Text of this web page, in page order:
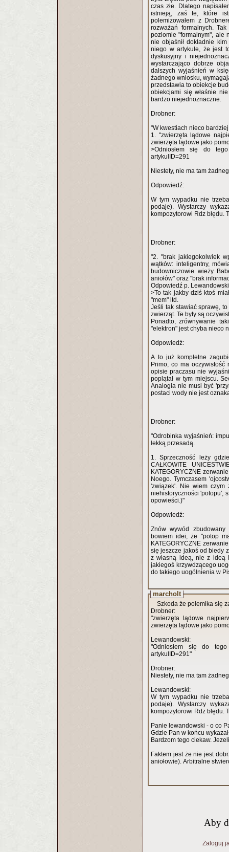
czas złe. Dlatego
istnieją, zaś te, które
polemizowałem z
rozważań formalnych.
poziomie "formalnym", ale
nie objaśnił dokładnie
niego w artykule, że jest
dyskusyjny i
wystarczająco dobrze
dalszych wyjaśnień w
żadnego wniosku,
przedstawia to obiekcje
obiekcjami się właśnie
bardzo niejednoznaczne.
Drobner:
"W kwestiach nieco
1. "zwierzęta lądowe
zwierzęta lądowe jako
>Odniosłem się do
artykulID=291
Niestety, nie ma tam
Odpowiedź:
W tym wypadku nie
podaje). Wystarczy
kompozytorowi Rdz błędu.
Drobner:
"2. "brak jakiegokolwiek
wątków: inteligentny,
budowniczowie wieży
aniołów" oraz "brak
Odpowiedź p.
>To tak jakby dziś ktoś
"mem" itd.
Jeśli tak stawiać sprawę,
zwierząt. Te byty są
Ponadto, zrównywanie
"elektron" jest chyba nieco
Odpowiedź:
A to już kompletne
Primo, co ma
opisie praczasu nie
poplątał w tym miejscu.
Analogia nie musi być
postaci wody nie jest
Drobner:
"Odrobinka wyjaśnień:
lekką przesadą.
1. Sprzeczność leży
CAŁKOWITE
KATEGORYCZNE
Noego. Tymczasem
'związek'. Nie wiem czym
niehistoryczności 'potopu',
opowieści.)"
Odpowiedź:
Znów wywód
bowiem idei, że "potop
KATEGORYCZNE
się jeszcze jakoś od biedy
z własną ideą, nie z ideą
jakiegoś krzywdzącego
do takiego uogólnienia w
marcholt
Szkoda że polemika się
Drobner:
"zwierzęta lądowe
zwierzęta lądowe jako
Lewandowski:
"Odniosłem się do
artykulID=291"
Drobner:
Niestety, nie ma tam
Lewandowski:
W tym wypadku nie
podaje). Wystarczy
kompozytorowi Rdz błędu.
Panie lewandowski - o co
Gdzie Pan w końcu
Bardzom tego ciekaw.
Faktem jest że nie jest
aniołowie). Arbitralne
Aby
Zaloguj